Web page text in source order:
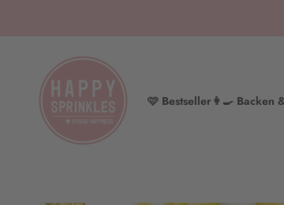
🩷 Bestseller👩‍🍳 Backen
HAPPY SPRINKLES | D2C